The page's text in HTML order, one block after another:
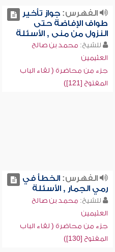
الفهرس:جواز تأخير
طواف الإفاضة حتى
النزول من منى , الأسئلة
للشيخ: محمد بن صالح
العثيمين
جزء من محاضرة ( لقاء الباب
المفتوح [121])
الفهرس:الخطأ في
رمي الجمار , الأسئلة
للشيخ: محمد بن صالح
العثيمين
جزء من محاضرة ( لقاء الباب
المفتوح [130])